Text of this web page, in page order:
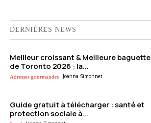
DERNIÈRES NEWS
Meilleur croissant & Meilleure baguette
de Toronto 2026 : la...
Adresses gourmandes Joanna Simonnet
Guide gratuit à télécharger : santé et
protection sociale à...